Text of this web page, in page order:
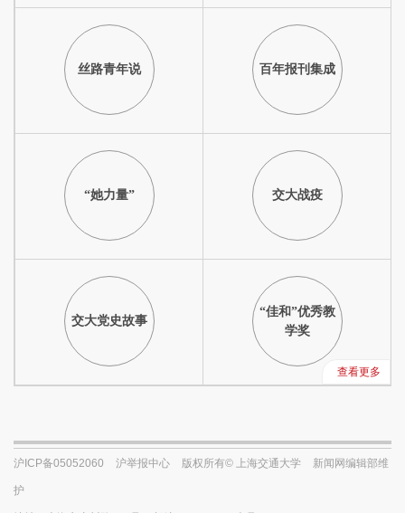
丝路青年说 百年报刊集成
“她力量” 交大战疫
交大党史故事
“佳和”优秀教
学奖
查看更多
沪ICP备05052060 沪举报中心 版权所有© 上海交通大学 新闻网编辑部维
护